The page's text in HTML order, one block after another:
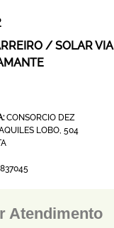
/ SOLAR VIA
CONSORCIO DEZ
LOBO, 504
Atendimento